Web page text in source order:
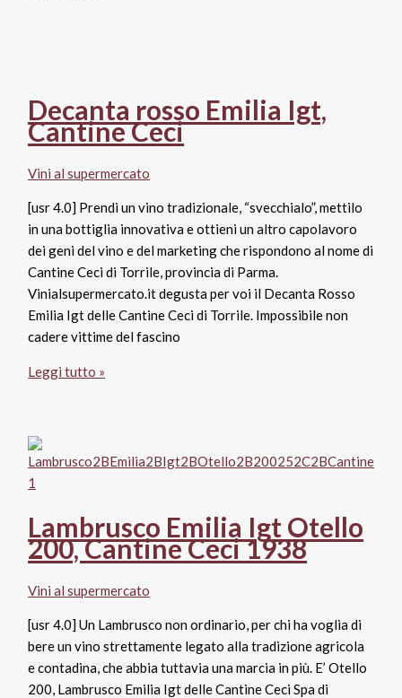
Guestier
1725
Decanta rosso Emilia Igt,
Cantine Ceci
Vini al supermercato
[usr 4.0] Prendi un vino tradizionale, “svecchialo”, mettilo
in una bottiglia innovativa e ottieni un altro capolavoro
dei geni del vino e del marketing che rispondono al nome di
Cantine Ceci di Torrile, provincia di Parma.
Vinialsupermercato.it degusta per voi il Decanta Rosso
Emilia Igt delle Cantine Ceci di Torrile. Impossibile non
cadere vittime del fascino
Decanta
Igt,
Cantine
Ceci
Leggi tutto »
Lambrusco Emilia Igt Otello
200, Cantine Ceci 1938
Vini al supermercato
[usr 4.0] Un Lambrusco non ordinario, per chi ha voglia di
bere un vino strettamente legato alla tradizione agricola
e contadina, che abbia tuttavia una marcia in più. E’ Otello
200, Lambrusco Emilia Igt delle Cantine Ceci Spa di